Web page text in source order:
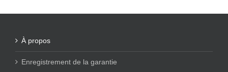
À propos
Enregistrement de la garantie